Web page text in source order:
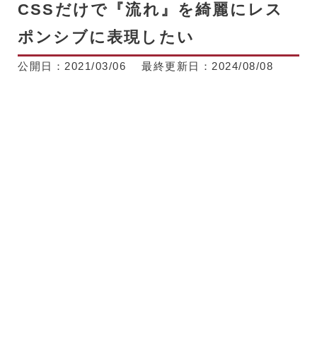
CSSだけで『流れ』を綺麗にレス
ポンシブに表現したい
公開日： 2021/03/06 最終更新日： 2024/08/08